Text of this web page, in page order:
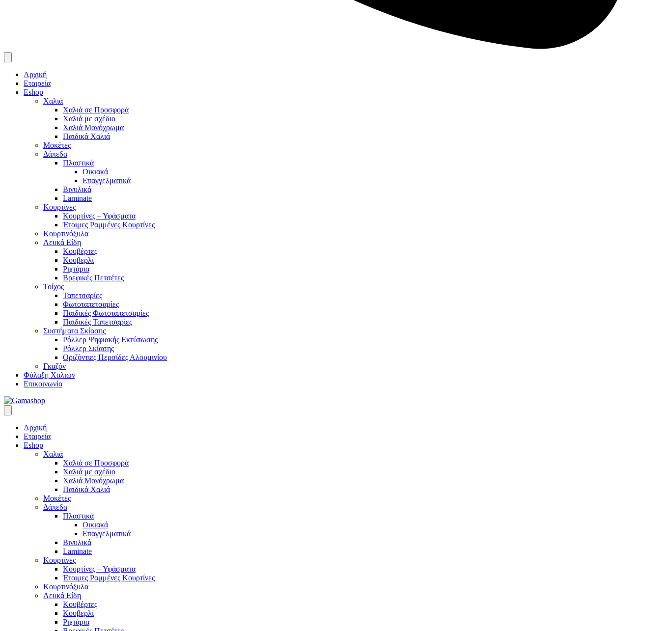
Αρχική
Εταιρεία
Eshop
Χαλιά
Χαλιά σε Προσφορά
Χαλιά με σχέδιο
Χαλιά Μονόχρωμα
Παιδικά Χαλιά
Μοκέτες
Δάπεδα
Πλαστικά
Οικιακά
Επαγγελματικά
Βινυλικά
Laminate
Κουρτίνες
Κουρτίνες – Υφάσματα
Έτοιμες Ραμμένες Κουρτίνες
Κουρτινόξυλα
Λευκά Είδη
Κουβέρτες
Κουβερλί
Ριχτάρια
Βρεφικές Πετσέτες
Τοίχος
Ταπετσαρίες
Φωτοταπετσαρίες
Παιδικές Φωτοταπετσαρίες
Παιδικές Ταπετσαρίες
Συστήματα Σκίασης
Ρόλλερ Ψηφιακής Εκτύπωσης
Ρόλλερ Σκίασης
Οριζόντιες Περσίδες Αλουμινίου
Γκαζόν
Φύλαξη Χαλιών
Επικοινωνία
Αρχική
Εταιρεία
Eshop
Χαλιά
Χαλιά σε Προσφορά
Χαλιά με σχέδιο
Χαλιά Μονόχρωμα
Παιδικά Χαλιά
Μοκέτες
Δάπεδα
Πλαστικά
Οικιακά
Επαγγελματικά
Βινυλικά
Laminate
Κουρτίνες
Κουρτίνες – Υφάσματα
Έτοιμες Ραμμένες Κουρτίνες
Κουρτινόξυλα
Λευκά Είδη
Κουβέρτες
Κουβερλί
Ριχτάρια